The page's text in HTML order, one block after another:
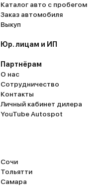
Каталог авто с пробегом
Заказ автомобиля
Выкуп
Юр. лицам и ИП
Партнёрам
О нас
Сотрудничество
Контакты
Личный кабинет дилера
YouTube Autospot
Сочи
Тольятти
Самара